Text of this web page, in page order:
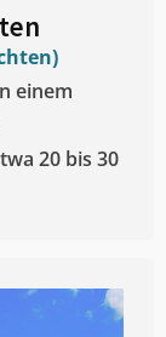
einem
20 bis 30